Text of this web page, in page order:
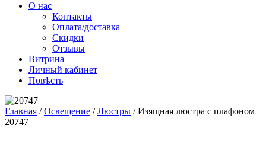
О нас
Контакты
Оплата/доставка
Скидки
Отзывы
Витрина
Личный кабинет
Повѣсть
Главная /Освещение /Люстры / Изящная люстра с плафоном
20747